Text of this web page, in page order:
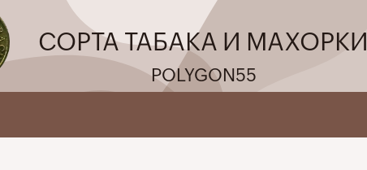
СОРТА ТАБАКА И МАХОРКИ
POLYGON55